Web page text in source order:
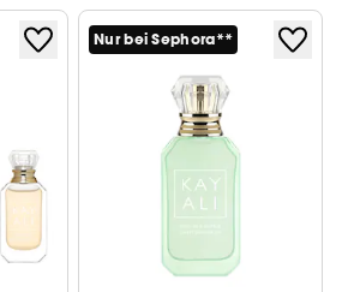
Nur bei Sephora**